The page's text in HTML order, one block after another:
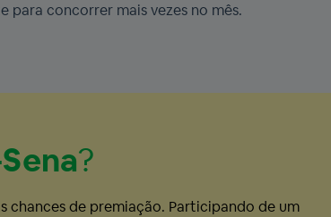
concorrer mais vezes no mês.
?
chances de premiação. Participando de um